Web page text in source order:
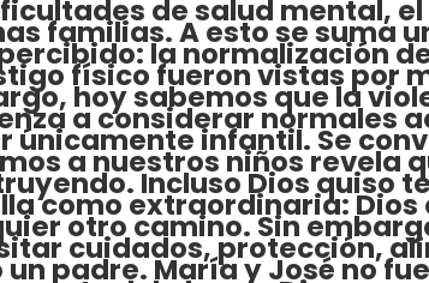
de salud mental,
familias. A esto se suma
la normalización
físico fueron vistas por
hoy sabemos que la
a considerar normales
únicamente infantil. Se
a nuestros niños revela
Incluso Dios quiso
como extraordinaria: Dios
otro camino. Sin
cuidados, protección,
un padre. María y José no